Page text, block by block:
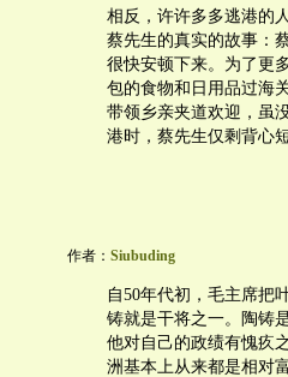
相反，许许多多逃港的
蔡先生的真实的故事：
很快安顿下来。为了更
包的食物和日用品过海
带领乡亲夹道欢迎，虽
港时，蔡先生仅剩背心
作者： Siubuding
自50年代初，毛主席把
铸就是干将之一。陶铸
他对自己的政绩有愧疚
洲基本上从来都是相对